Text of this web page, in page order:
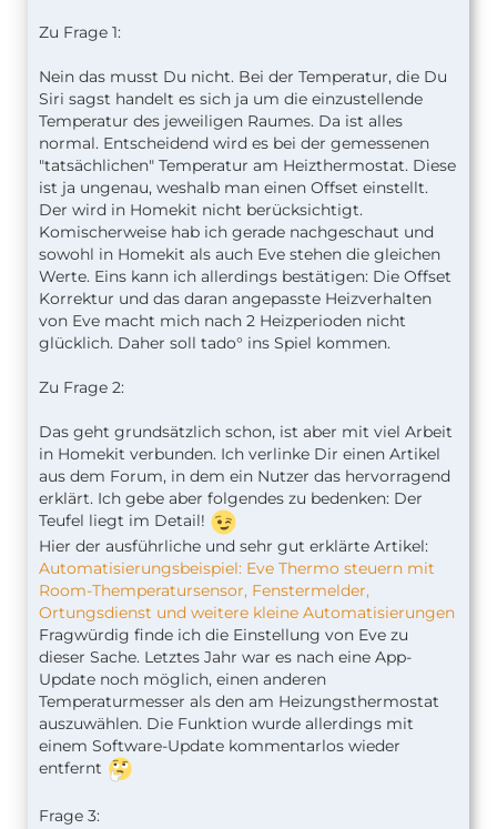
den Eve Thermos koppeln? Dann bräuchte man
Frage drei: bei TADO klappt das alles wunderbar?
Sprich der Offset wird nur intern gerechnet? Also
sowohl am Heizkörper als auch im HomeKit Status
steht der bereinigte Wert?
DANKE für Eure Infos!
Zu Frage 1:
Nein das musst Du nicht. Bei der Temperatur, die Du
Siri sagst handelt es sich ja um die einzustellende
Temperatur des jeweiligen Raumes. Da ist alles
normal. Entscheidend wird es bei der gemessenen
"tatsächlichen" Temperatur am Heizthermostat. Diese
ist ja ungenau, weshalb man einen Offset einstellt.
Der wird in Homekit nicht berücksichtigt.
Komischerweise hab ich gerade nachgeschaut und
sowohl in Homekit als auch Eve stehen die gleichen
Werte. Eins kann ich allerdings bestätigen: Die Offset
Korrektur und das daran angepasste Heizverhalten
von Eve macht mich nach 2 Heizperioden nicht
glücklich. Daher soll tado° ins Spiel kommen.
Zu Frage 2:
Das geht grundsätzlich schon, ist aber mit viel Arbeit
in Homekit verbunden. Ich verlinke Dir einen Artikel
aus dem Forum, in dem ein Nutzer das hervorragend
erklärt. Ich gebe aber folgendes zu bedenken: Der
Teufel liegt im Detail!
Hier der ausführliche und sehr gut erklärte Artikel:
Automatisierungsbeispiel: Eve Thermo steuern mit
Room-Themperatursensor, Fenstermelder,
Ortungsdienst und weitere kleine Automatisierungen
Fragwürdig finde ich die Einstellung von Eve zu
dieser Sache. Letztes Jahr war es nach eine App-
Update noch möglich, einen anderen
Temperaturmesser als den am Heizungsthermostat
auszuwählen. Die Funktion wurde allerdings mit
einem Software-Update kommentarlos wieder
entfernt
Frage 3: